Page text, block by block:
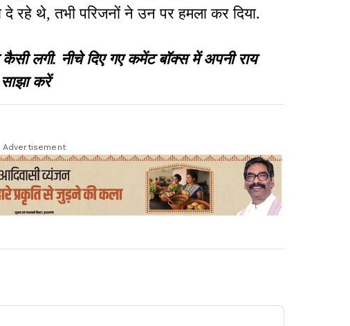
रहे थे, तभी परिजनों ने उन पर हमला कर दिया.
लगी. नीचे दिए गए कमेंट बॉक्स में अपनी राय
साझा करें
Advertisement